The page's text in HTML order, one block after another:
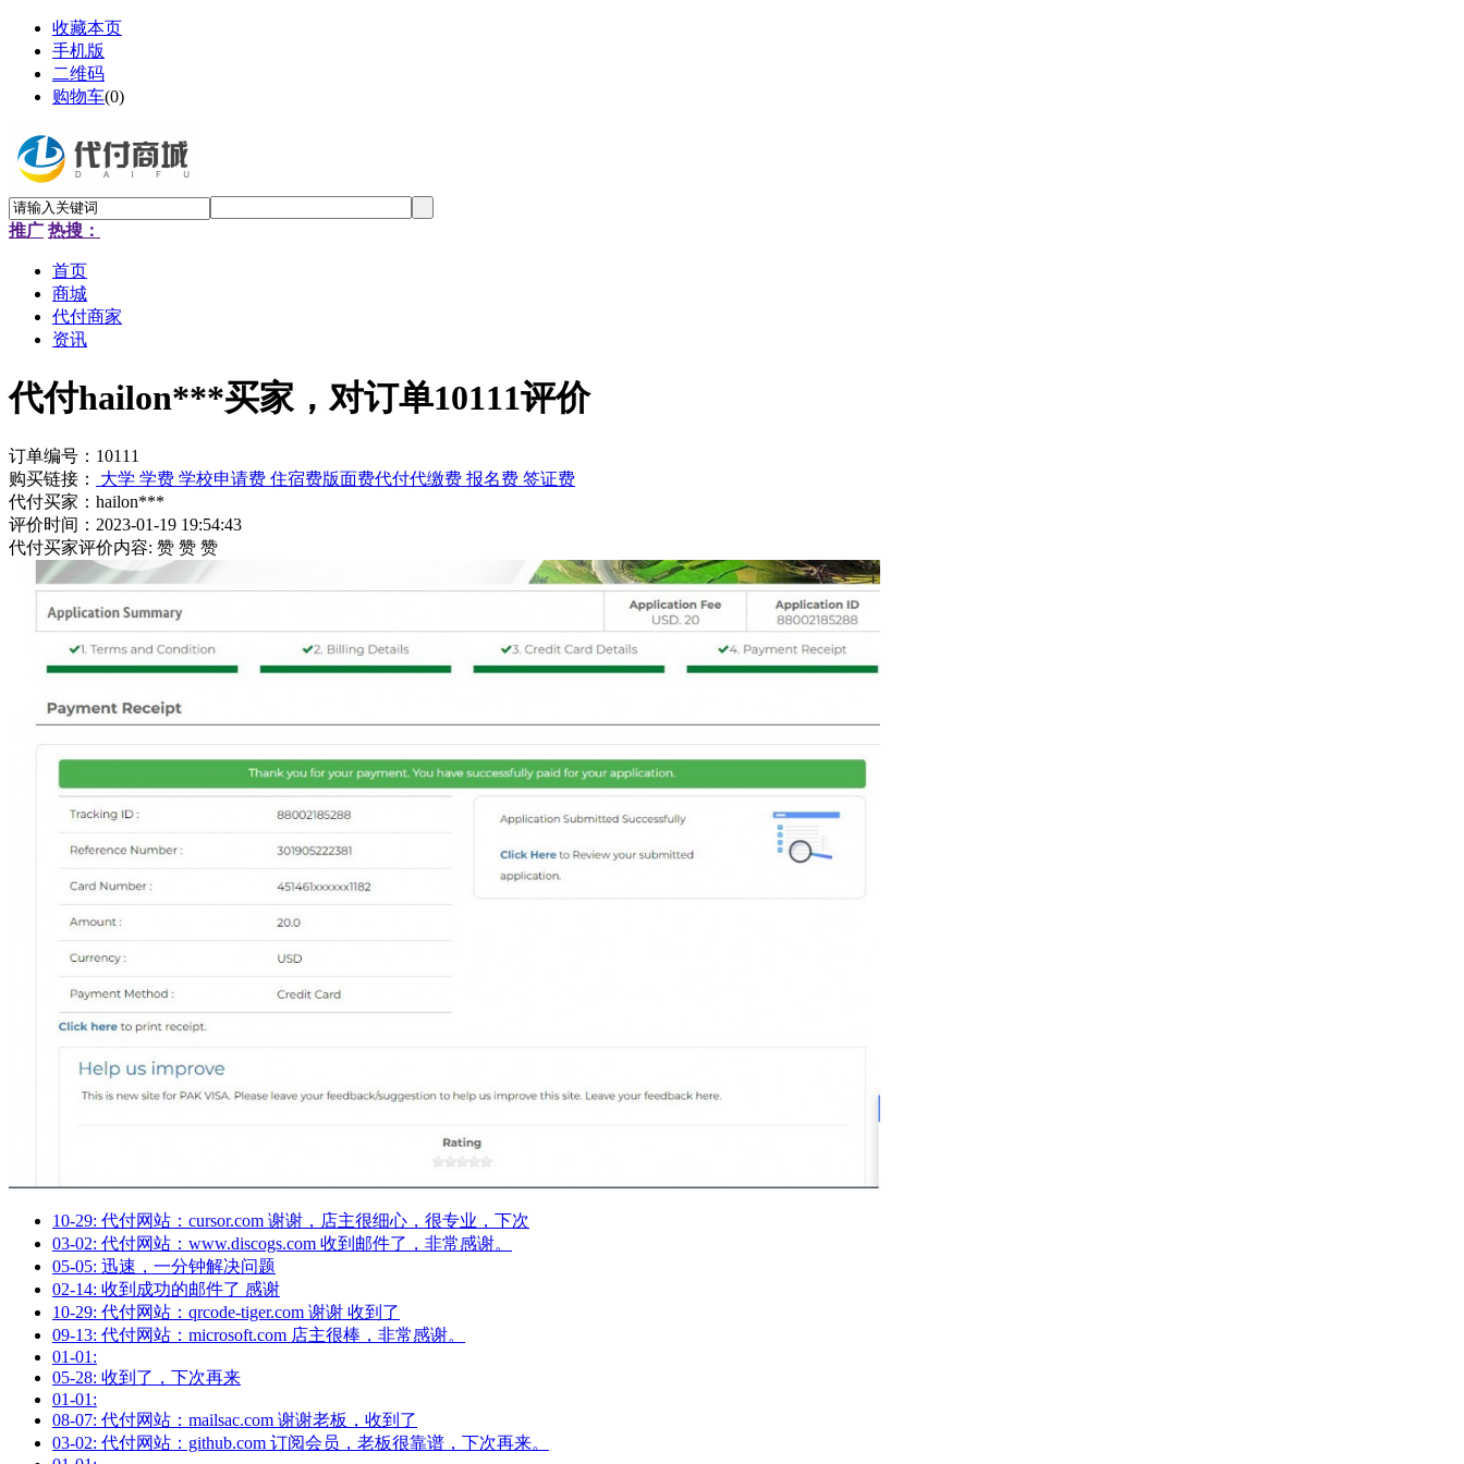
收藏本页
手机版
二维码
购物车(0)
推广 热搜：
首页
商城
代付商家
资讯
代付hailon***买家，对订单10111评价
订单编号：10111
购买链接：
大学 学费 学校申请费 住宿费版面费代付代缴费 报名费 签证费
代付买家：hailon***
评价时间：2023-01-19 19:54:43
代付买家评价内容: 赞 赞 赞
10-29: 代付网站：cursor.com 谢谢，店主很细心，很专业，下次
03-02: 代付网站：www.discogs.com 收到邮件了，非常感谢。
05-05: 迅速，一分钟解决问题
02-14: 收到成功的邮件了 感谢
10-29: 代付网站：qrcode-tiger.com 谢谢 收到了
09-13: 代付网站：microsoft.com 店主很棒，非常感谢。
01-01:
05-28: 收到了，下次再来
01-01:
08-07: 代付网站：mailsac.com 谢谢老板，收到了
03-02: 代付网站：github.com 订阅会员，老板很靠谱，下次再来。